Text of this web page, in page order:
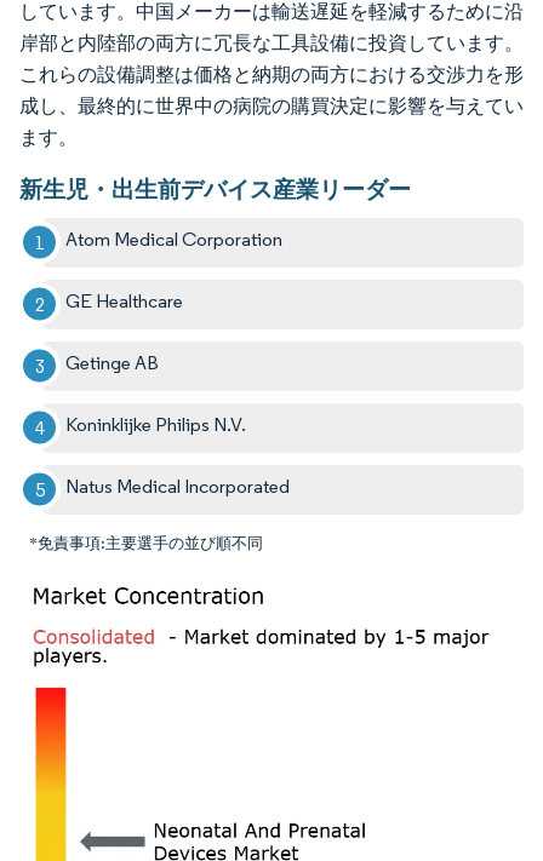
しています。中国メーカーは輸送遅延を軽減するために沿
岸部と内陸部の両方に冗長な工具設備に投資しています。
これらの設備調整は価格と納期の両方における交渉力を形
成し、最終的に世界中の病院の購買決定に影響を与えてい
ます。
新生児・出生前デバイス産業リーダー
Atom Medical Corporation
GE Healthcare
Getinge AB
Koninklijke Philips N.V.
Natus Medical Incorporated
*免責事項:主要選手の並び順不同